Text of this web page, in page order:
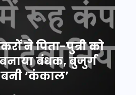
ने पिता-पुत्री को
बंधक, बुजुर्ग
‘कंकाल’